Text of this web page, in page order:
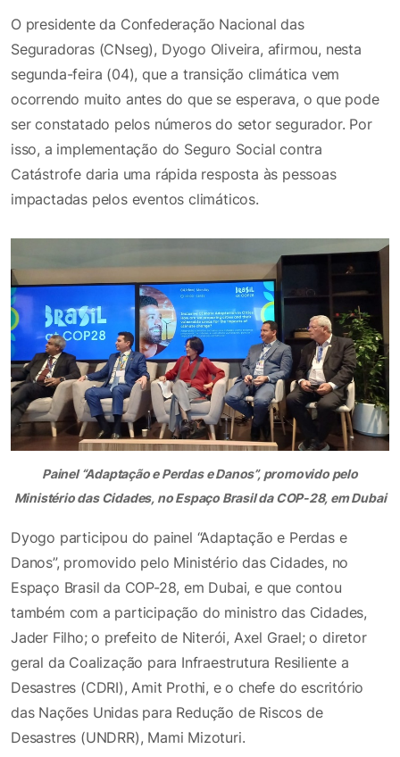
O presidente da Confederação Nacional das
Seguradoras (CNseg), Dyogo Oliveira, afirmou, nesta
segunda-feira (04), que a transição climática vem
ocorrendo muito antes do que se esperava, o que pode
ser constatado pelos números do setor segurador. Por
isso, a implementação do Seguro Social contra
Catástrofe daria uma rápida resposta às pessoas
impactadas pelos eventos climáticos.
Painel “Adaptação e Perdas e Danos”, promovido pelo
Ministério das Cidades, no Espaço Brasil da COP-28, em Dubai
Dyogo participou do painel “Adaptação e Perdas e
Danos”, promovido pelo Ministério das Cidades, no
Espaço Brasil da COP-28, em Dubai, e que contou
também com a participação do ministro das Cidades,
Jader Filho; o prefeito de Niterói, Axel Grael; o diretor
geral da Coalização para Infraestrutura Resiliente a
Desastres (CDRI), Amit Prothi, e o chefe do escritório
das Nações Unidas para Redução de Riscos de
Desastres (UNDRR), Mami Mizoturi.